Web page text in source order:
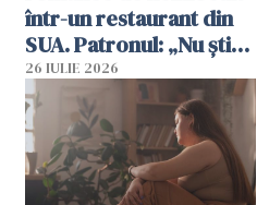
într-un restaurant din
SUA. Patronul: „Nu știu
ce o să mă fac fără voi”
26 IULIE 2026